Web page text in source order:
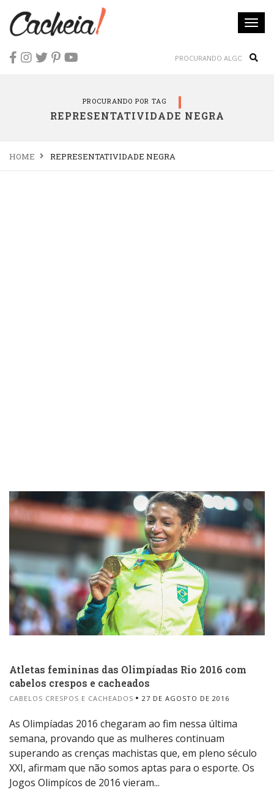
PROCURANDO POR TAG
REPRESENTATIVIDADE NEGRA
HOME REPRESENTATIVIDADE NEGRA
Atletas femininas das Olimpíadas Rio 2016 com
cabelos crespos e cacheados
CABELOS CRESPOS E CACHEADOS 27 DE AGOSTO DE 2016
As Olimpíadas 2016 chegaram ao fim nessa última
semana, provando que as mulheres continuam
superando as crenças machistas que, em pleno século
XXI, afirmam que não somos aptas para o esporte. Os
Jogos Olimpícos de 2016 vieram...